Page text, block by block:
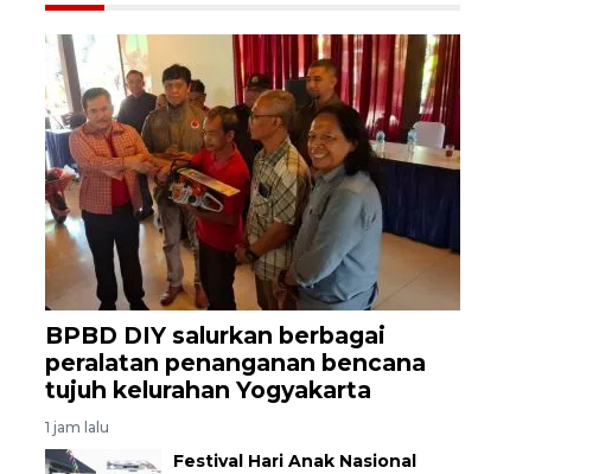
BPBD DIY salurkan berbagai
peralatan penanganan bencana
tujuh kelurahan Yogyakarta
1 jam lalu
Festival Hari Anak Nasional